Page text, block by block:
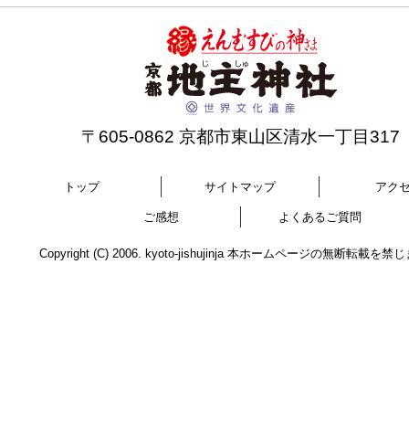
〒605-0862 京都市東山区清水一丁目317
トップ サイトマップ アク
ご感想 よくあるご質問
Copyright (C) 2006. kyoto-jishujinja 本ホームページの無断転載を禁じ